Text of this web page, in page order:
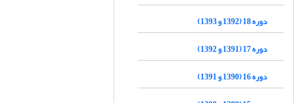
دوره 18 (1392 و 1393)
دوره 17 (1391 و 1392)
دوره 16 (1390 و 1391)